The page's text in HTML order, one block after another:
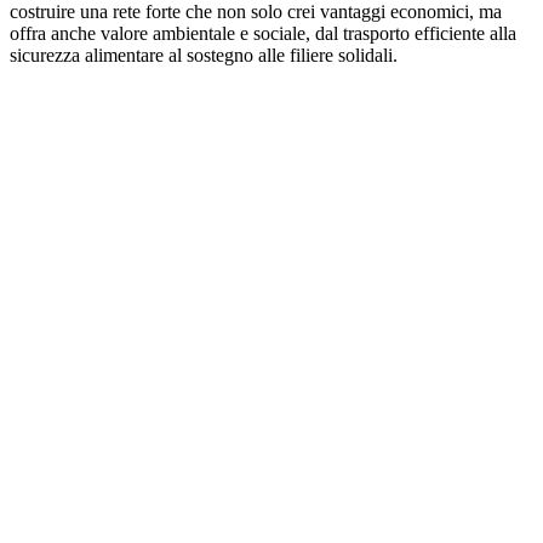
costruire una rete forte che non solo crei vantaggi economici, ma
offra anche valore ambientale e sociale, dal trasporto efficiente alla
sicurezza alimentare al sostegno alle filiere solidali.